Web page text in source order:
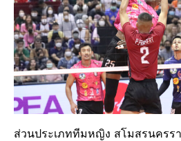
ส่วนประเภททีมหญิง สโมสรนครร